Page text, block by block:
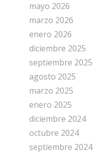
mayo 2026
marzo 2026
enero 2026
diciembre 2025
septiembre 2025
agosto 2025
marzo 2025
enero 2025
diciembre 2024
octubre 2024
septiembre 2024